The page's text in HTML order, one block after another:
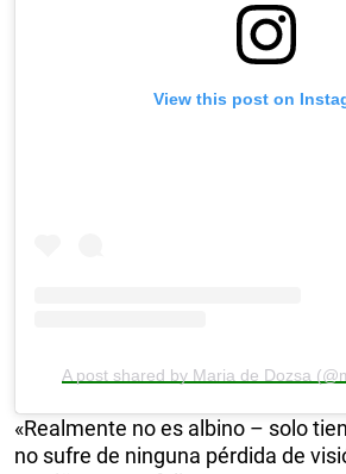
View this post on
A post shared by Maria de Dozsa
«Realmente no es albino – solo
no sufre de ninguna pérdida de